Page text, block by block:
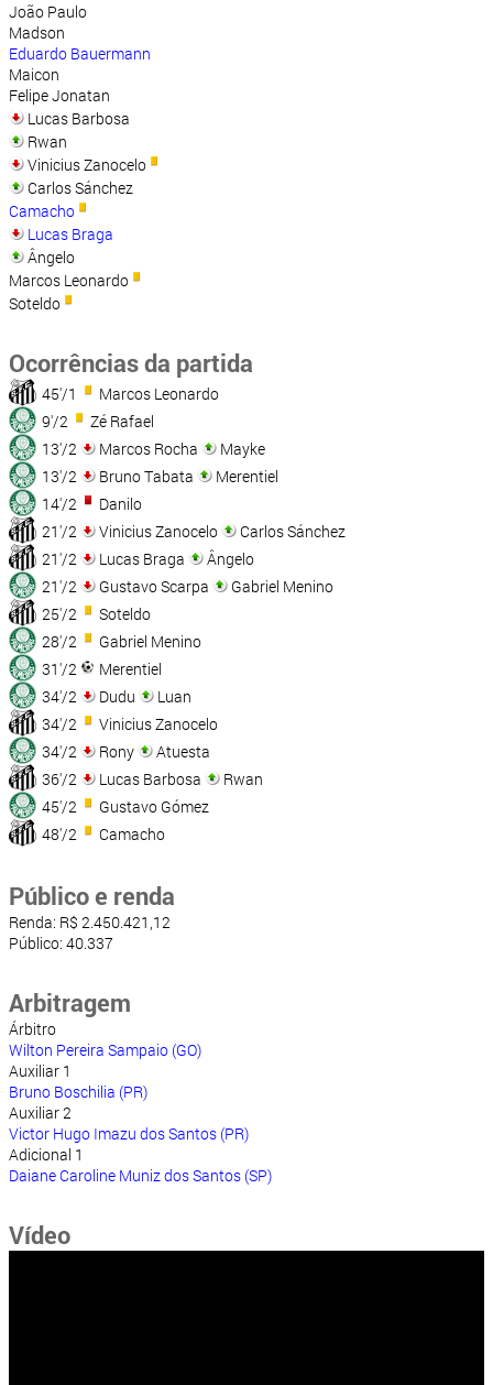
João Paulo
Madson
Eduardo Bauermann
Maicon
Felipe Jonatan
Lucas Barbosa
Rwan
Vinicius Zanocelo
Carlos Sánchez
Camacho
Lucas Braga
Ângelo
Marcos Leonardo
Soteldo
Ocorrências da partida
45'/1
Marcos Leonardo
9'/2
Zé Rafael
13'/2
Marcos Rocha
Mayke
13'/2
Bruno Tabata
Merentiel
14'/2
Danilo
21'/2
Vinicius Zanocelo
Carlos Sánchez
21'/2
Lucas Braga
Ângelo
21'/2
Gustavo Scarpa
Gabriel Menino
25'/2
Soteldo
28'/2
Gabriel Menino
31'/2
Merentiel
34'/2
Dudu
Luan
34'/2
Vinicius Zanocelo
34'/2
Rony
Atuesta
36'/2
Lucas Barbosa
Rwan
45'/2
Gustavo Gómez
48'/2
Camacho
Público e renda
Renda: R$ 2.450.421,12
Público: 40.337
Arbitragem
Árbitro
Wilton Pereira Sampaio (GO)
Auxiliar 1
Bruno Boschilia (PR)
Auxiliar 2
Victor Hugo Imazu dos Santos (PR)
Adicional 1
Daiane Caroline Muniz dos Santos (SP)
Vídeo